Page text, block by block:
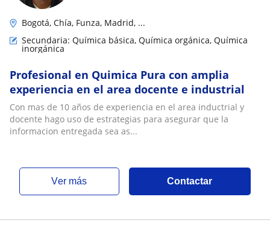
Bogotá, Chía, Funza, Madrid, ...
Secundaria: Química básica, Química orgánica, Química
inorgánica
Profesional en Quimica Pura con amplia
experiencia en el area docente e industrial
Con mas de 10 años de experiencia en el area inductrial y
docente hago uso de estrategias para asegurar que la
informacion entregada sea as...
ver más Contactar